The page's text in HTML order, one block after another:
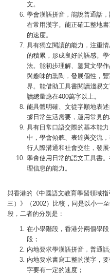
文。
學會漢語拼音，能說普通話
右常用漢字。能正確工整地
的速度。
具有獨立閱讀的能力，注重
的積累，形成良好的語感。
法。能初步理解、鑒賞文學
與趣味的熏陶，發展個性，
界。能借助工具書閱讀淺易
讀總量應在400萬字以上。
能具體明確、文從字順地表
據日常生活需要，運用常見的
具有日常口語交際的基本能
中，學會傾聽、表達與交流
行人際溝通和社會交往，發展
學會使用日常的語文工具書
理信息的能力。
與香港的《中國語文教育學習領域
三）》（2002）比較，同是以小一
段，二者的分別是：
在小學階段，香港分兩個學
段；
內地要求學漢語拼音，普通話
內地要求書寫工整的漢字，
字要有一定的速度；